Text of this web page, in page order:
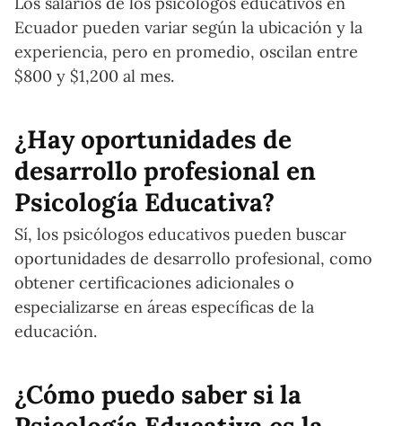
Ecuador pueden variar según la ubicación y la
experiencia, pero en promedio, oscilan entre
$800 y $1,200 al mes.
¿Hay oportunidades de
desarrollo profesional en
Psicología Educativa?
Sí, los psicólogos educativos pueden buscar
oportunidades de desarrollo profesional, como
obtener certificaciones adicionales o
especializarse en áreas específicas de la
educación.
¿Cómo puedo saber si la